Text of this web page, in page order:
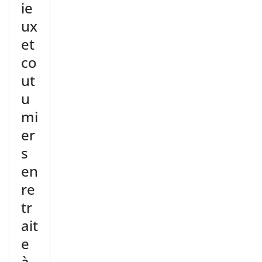
ie
ux
et
co
ut
u
mi
er
s
en
re
tr
ait
e